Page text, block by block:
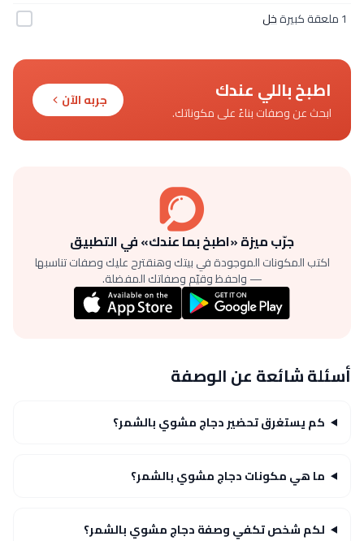
1 ملعقة كبيرة خل
اطبخ باللي عندك
ابحث عن وصفات بناءً على مكوناتك.
جربه الآن
جرّب ميزة «اطبخ بما عندك» في التطبيق
اكتب المكونات الموجودة في بيتك وهنقترح عليك وصفات تناسبها
— واحفظ وقيّم وصفاتك المفضلة.
أسئلة شائعة عن الوصفة
كم يستغرق تحضير دجاج مشوي بالشمر؟
ما هي مكونات دجاج مشوي بالشمر؟
لكم شخص تكفي وصفة دجاج مشوي بالشمر؟